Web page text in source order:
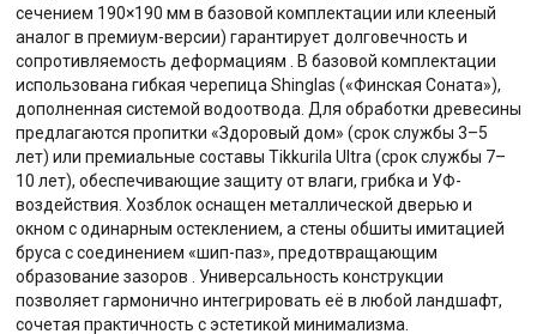
сечением 190×190 мм в базовой комплектации или клееный
аналог в премиум-версии) гарантирует долговечность и
сопротивляемость деформациям . В базовой комплектации
использована гибкая черепица Shinglas («Финская Соната»),
дополненная системой водоотвода. Для обработки древесины
предлагаются пропитки «Здоровый дом» (срок службы 3–5
лет) или премиальные составы Tikkurila Ultra (срок службы 7–
10 лет), обеспечивающие защиту от влаги, грибка и УФ-
воздействия. Хозблок оснащен металлической дверью и
окном с одинарным остеклением, а стены обшиты имитацией
бруса с соединением «шип-паз», предотвращающим
образование зазоров . Универсальность конструкции
позволяет гармонично интегрировать её в любой ландшафт,
сочетая практичность с эстетикой минимализма.